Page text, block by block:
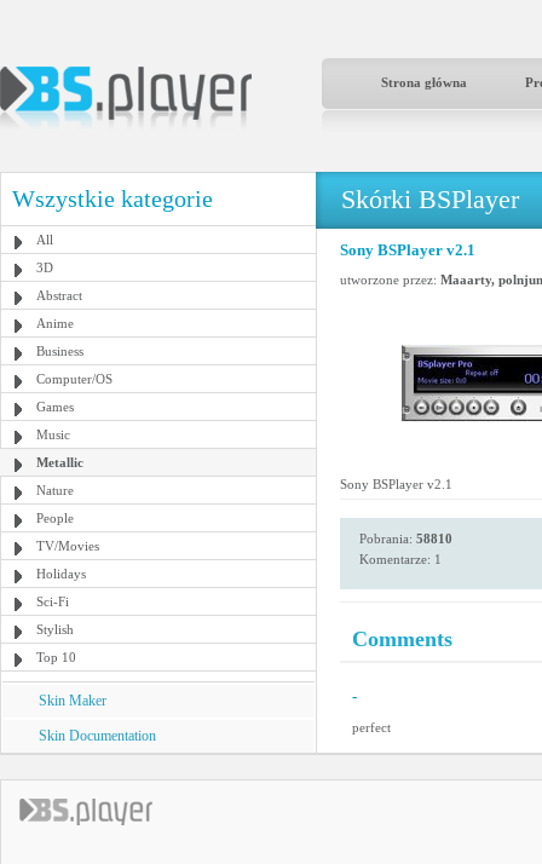
Strona główna
Wszystkie kategorie
All
3D
Abstract
Anime
Business
Computer/OS
Games
Music
Metallic
Nature
People
TV/Movies
Holidays
Sci-Fi
Stylish
Top 10
Skin Maker
Skin Documentation
Skórki BSPlayer
Sony BSPlayer v2.1
utworzone przez: Maaarty,
Sony BSPlayer v2.1
Pobrania: 58810
Komentarze: 1
Comments
-
perfect